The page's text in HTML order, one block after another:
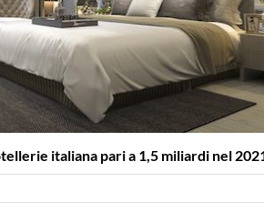
italiana pari a 1,5 miliardi nel